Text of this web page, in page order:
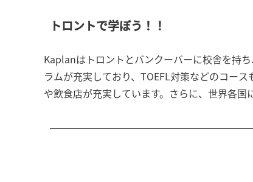
トロントで学ぼう！！
Kaplanはトロントとバンクーバーに校舎を持
ラムが充実しており、TOEFL対策などのコー
や飲食店が充実しています。さらに、世界各国